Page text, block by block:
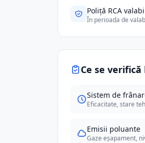
Poliță RCA
În perioada de
Ce se verifică
Sistem de
Eficacitate, stare
Emisii poluante
Gaze eșapament,